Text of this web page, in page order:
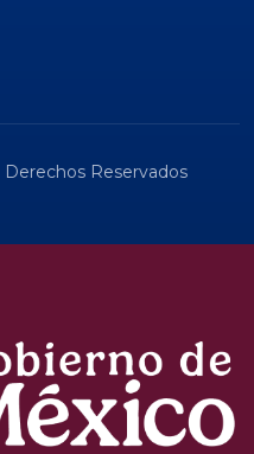
Derechos Reservados